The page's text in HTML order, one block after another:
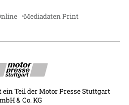
Mediadaten Print
ein Teil der Motor Presse Stuttgart
& Co. KG